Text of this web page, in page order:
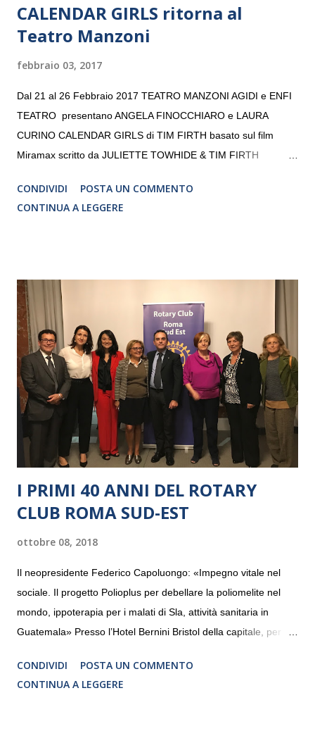
CALENDAR GIRLS ritorna al
Teatro Manzoni
febbraio 03, 2017
Dal 21 al 26 Febbraio 2017 TEATRO MANZONI AGIDI e ENFI
TEATRO presentano ANGELA FINOCCHIARO e LAURA
CURINO CALENDAR GIRLS di TIM FIRTH basato sul film
Miramax scritto da JULIETTE TOWHIDE & TIM FIRTH
CRISTINA PEZZOLI
CONDIVIDI
POSTA UN COMMENTO
CONTINUA A LEGGERE
I PRIMI 40 ANNI DEL ROTARY
CLUB ROMA SUD-EST
ottobre 08, 2018
Il neopresidente Federico Capoluongo: «Impegno vitale nel
sociale. Il progetto Polioplus per debellare la poliomelite nel
mondo, ippoterapia per i malati di Sla, attività sanitaria in
Guatemala» Presso l’Hotel Bernini Bristol della capitale, per la
programmazione del Rotary Club Roma Sud-Est che festeggia
i quaranta anni di attività. Un’occasione per raccontare al
CONDIVIDI
POSTA UN COMMENTO
CONTINUA A LEGGERE